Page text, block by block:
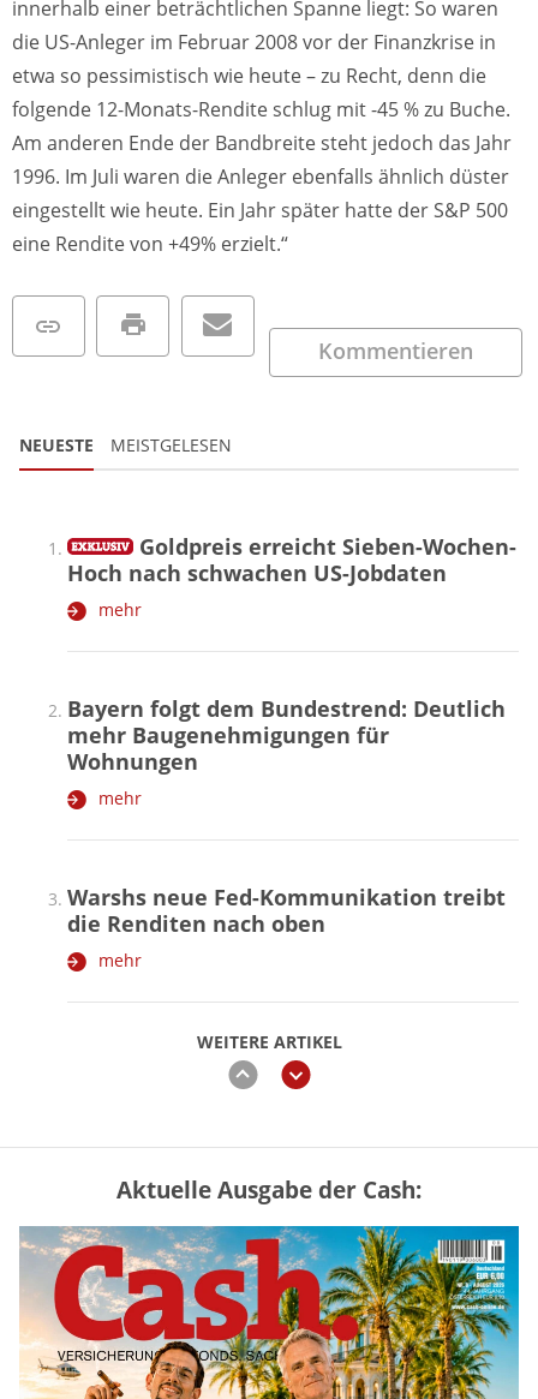
innerhalb einer beträchtlichen Spanne liegt: So waren
die US-Anleger im Februar 2008 vor der Finanzkrise in
etwa so pessimistisch wie heute – zu Recht, denn die
folgende 12-Monats-Rendite schlug mit -45 % zu Buche.
Am anderen Ende der Bandbreite steht jedoch das Jahr
1996. Im Juli waren die Anleger ebenfalls ähnlich düster
eingestellt wie heute. Ein Jahr später hatte der S&P 500
eine Rendite von +49% erzielt.“
Kommentieren
NEUESTE MEISTGELESEN
WEITERE ARTIKEL
zurückweiter
Goldpreis erreicht Sieben-Wochen-
Hoch nach schwachen US-Jobdaten
mehr
Bayern folgt dem Bundestrend: Deutlich
mehr Baugenehmigungen für
Wohnungen
mehr
Warshs neue Fed-Kommunikation treibt
die Renditen nach oben
mehr
Vermieter-Zutritt: Wann Mieter
die Wohnung öffnen müssen
mehr
Goldpreis erreicht Sieben-Wochen-
Hoch nach schwachen US-Jobdaten
Aktuelle Ausgabe der Cash: